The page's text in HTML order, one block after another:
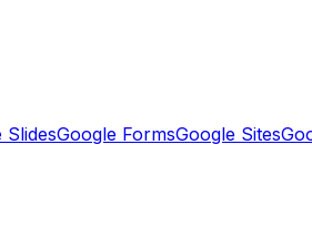
SlidesGoogle FormsGoogle Sites